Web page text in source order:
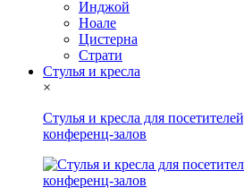
Инджой
Ноале
Цистерна
Страти
Стулья и кресла
×
Стулья и кресла для
конференц-залов